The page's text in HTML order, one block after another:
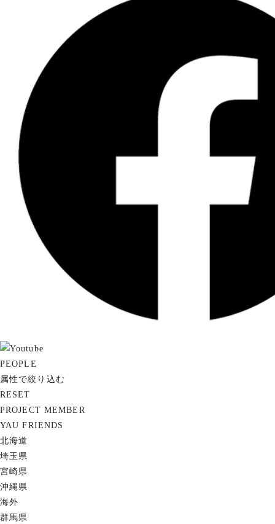
PEOPLE
属性で絞り込む
RESET
PROJECT MEMBER
YAU FRIENDS
北海道
埼玉県
宮崎県
沖縄県
海外
群馬県